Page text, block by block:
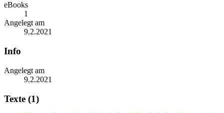
eBooks
1
Angelegt am
9.2.2021
Info
Angelegt am
9.2.2021
Texte (1)